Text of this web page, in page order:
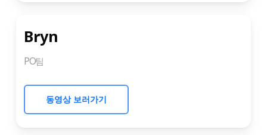
Bryn
PO팀
동영상 보러가기